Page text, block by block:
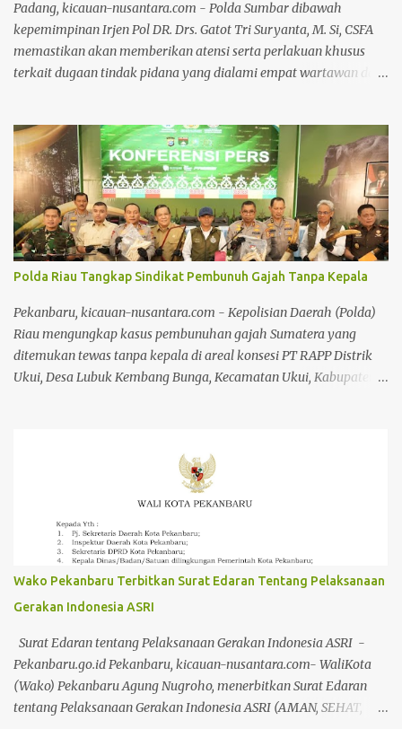
s...
Padang, kicauan-nusantara.com - Polda Sumbar dibawah
kepemimpinan Irjen Pol DR. Drs. Gatot Tri Suryanta, M. Si, CSFA
memastikan akan memberikan atensi serta perlakuan khusus
terkait dugaan tindak pidana yang dialami empat wartawan dari
media cetak, elektronik dan media sosial lainnya. Dukungan dan
perlawanan yang dilakukan Pers Riau dan Sumatera Barat atas
nama Pers Indonesia terus berlanjut. Setelah memperoleh
keterangan langsung dari ke 4 wartawan Riau yang mendapatkan
perlakuan dugaan tindak pidana di Tanjung Lolo Kabupaten
Sijunjung, para jurnalis, korban dan kuasa hukumnya mendatangi
Mapolda Sumbar. Pertemuan dengan Polda Sumbar difasilitasi
Joni Sikumbang, SH salah seorang tokoh Pers Sumbar yang peduli
akan nasib yang menimpa wartawan Riau. Pada pertemuan Rabu
(19/3) itu dihadiri Kombes T. Fani selaku Dirreskrimum, AKBP
Abdul Azis, Wadir krimum dan AKBP...
Polda Riau Tangkap Sindikat Pembunuh Gajah Tanpa Kepala
Pekanbaru, kicauan-nusantara.com - Kepolisian Daerah (Polda)
Riau mengungkap kasus pembunuhan gajah Sumatera yang
ditemukan tewas tanpa kepala di areal konsesi PT RAPP Distrik
Ukui, Desa Lubuk Kembang Bunga, Kecamatan Ukui, Kabupaten
penuh memberikan perlindungan terhadap lingkungan dan
ekosistem di dalamnya, termasuk satwa liar. "Perkara yang
sedang ditangani oleh Polda Riau adalah salah satu wujud dan
bukti konkret komitmen tersebut.," ujar Kadiv Humas Polri Irjen
Johnny Edizon Isir dalam konferensi pers di Mapolda Riau,
Pekanbaru, Selasa (3/3/2026). Konferensi pers dihadiri oleh
Menteri Kehutanan Raja Juli Antoni, Kadiv Humas Polri Irjen
Johnny Eddizon Isir, Plt Gubernur Riau SF Haryanto, Kapolda Riau
Irjen Herry Heryawan, Penyidik Tindak Pidana Utama Tk I
Bareskrim Polri Irjen M Zulkarnain, Pangda...
Wako Pekanbaru Terbitkan Surat Edaran Tentang Pelaksanaan
Gerakan Indonesia ASRI
Surat Edaran tentang Pelaksanaan Gerakan Indonesia ASRI -
Pekanbaru.go.id Pekanbaru, kicauan-nusantara.com- WaliKota
(Wako) Pekanbaru Agung Nugroho, menerbitkan Surat Edaran
tentang Pelaksanaan Gerakan Indonesia ASRI (AMAN, SEHAT,